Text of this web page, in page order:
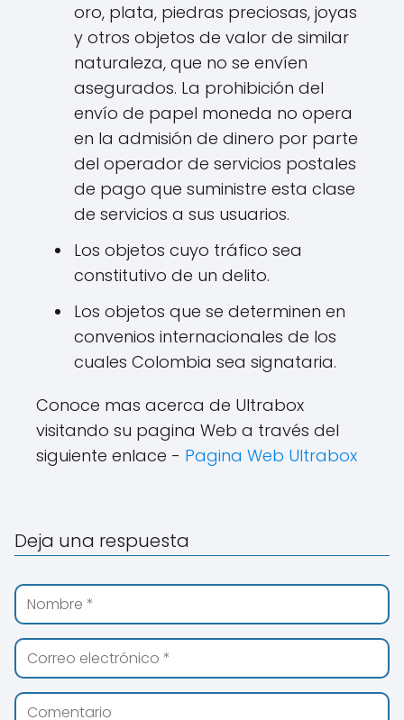
oro, plata, piedras preciosas, joyas
y otros objetos de valor de similar
naturaleza, que no se envíen
asegurados. La prohibición del
envío de papel moneda no opera
en la admisión de dinero por parte
del operador de servicios postales
de pago que suministre esta clase
de servicios a sus usuarios.
Los objetos cuyo tráfico sea
constitutivo de un delito.
Los objetos que se determinen en
convenios internacionales de los
cuales Colombia sea signataria.
Conoce mas acerca de Ultrabox
visitando su pagina Web a través del
siguiente enlace - Pagina Web Ultrabox
Deja una respuesta